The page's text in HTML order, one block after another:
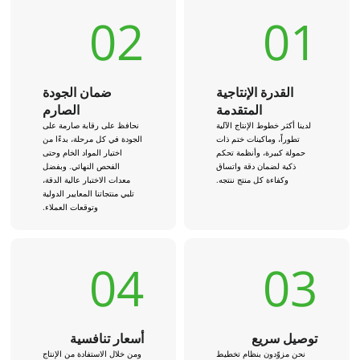
01
القدرة الإنتاجية
المتقدمة
لدينا أكثر خطوط الإنتاج الآلية
تطوراً، وماكينات ختم ذات
حمولة كبيرة، وأنظمة تحكم
ذكية لضمان دقة واتساق
وكفاءة كل منتج ننتجه.
02
ضمان الجودة
الصارم
نحافظ على رقابة صارمة على
الجودة في كل مرحلة، بدءًا من
اختيار المواد الخام وحتى
الفحص النهائي. وبفضل
معدات الاختبار عالية الدقة،
تلبي منتجاتنا المعايير الدولية
وتوقعات العملاء.
03
توصيل سريع
نحن مزوّدون بنظام تخطيط
04
أسعار تنافسية
ومن خلال الاستفادة من الإنتاج